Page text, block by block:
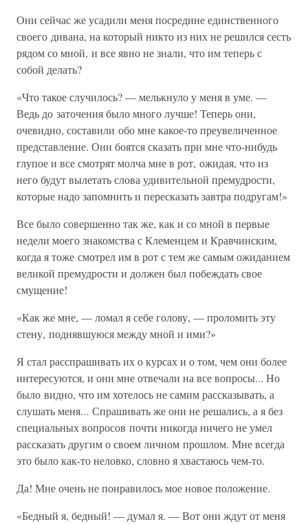
Они сейчас же усадили меня посредине единственного
своего дивана, на который никто из них не решился сесть
рядом со мной, и все явно не знали, что им теперь с
собой делать?
«Что такое случилось? — мелькнуло у меня в уме. —
Ведь до заточения было много лучше! Теперь они,
очевидно, составили обо мне какое-то преувеличенное
представление. Они боятся сказать при мне что-нибудь
глупое и все смотрят молча мне в рот, ожидая, что из
него будут вылетать слова удивительной премудрости,
которые надо запомнить и пересказать завтра подругам!»
Все было совершенно так же, как и со мной в первые
недели моего знакомства с Клеменцем и Кравчинским,
когда я тоже смотрел им в рот с тем же самым ожиданием
великой премудрости и должен был побеждать свое
смущение!
«Как же мне, — ломал я себе голову, — проломить эту
стену, поднявшуюся между мной и ими?»
Я стал расспрашивать их о курсах и о том, чем они более
интересуются, и они мне отвечали на все вопросы... Но
было видно, что им хотелось не самим рассказывать, а
слушать меня... Спрашивать же они не решались, а я без
специальных вопросов почти никогда ничего не умел
рассказать другим о своем личном прошлом. Мне всегда
это было как-то неловко, словно я хвастаюсь чем-то.
Да! Мне очень не понравилось мое новое положение.
«Бедный я, бедный! — думал я. — Вот они ждут от меня